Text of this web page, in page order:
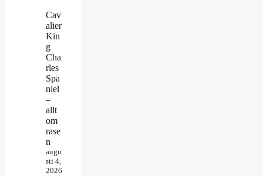
Cav
alier
Kin
g
Cha
rles
Spa
niel
–
allt
om
rase
n
augu
sti 4,
2026